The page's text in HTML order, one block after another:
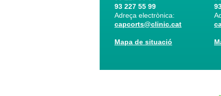
93 227 55 99
Adreça electrònica:
capcorts@clinic.cat
Mapa de situació